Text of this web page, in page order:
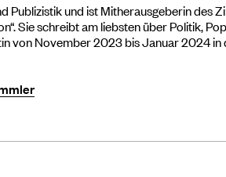
Publizistik und ist Mitherausgeberin des
Sie schreibt am liebsten über Politik,
von November 2023 bis Januar 2024